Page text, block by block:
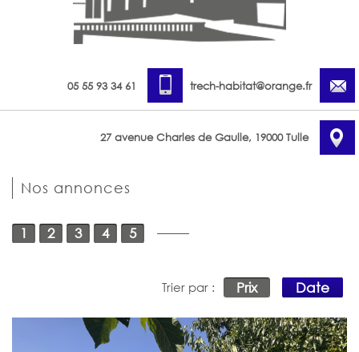
05 55 93 34 61 trech-habitat@orange.fr
27 avenue Charles de Gaulle, 19000 Tulle
Nos annonces
1 2 3 4 5
Trier par : Prix Date